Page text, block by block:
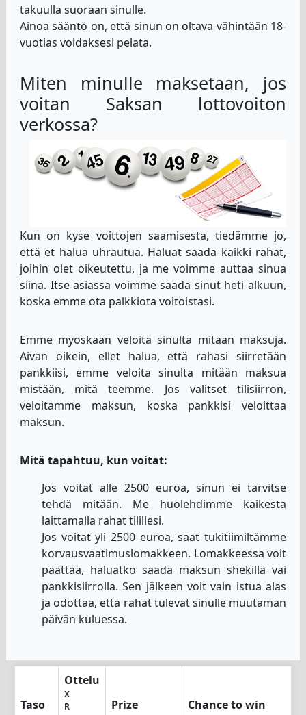
takuulla suoraan sinulle.
Ainoa sääntö on, että sinun on oltava vähintään 18-
vuotias voidaksesi pelata.
Miten minulle maksetaan, jos
voitan Saksan lottovoiton
verkossa?
Kun on kyse voittojen saamisesta, tiedämme jo,
että et halua uhrautua. Haluat saada kaikki rahat,
joihin olet oikeutettu, ja me voimme auttaa sinua
siinä. Itse asiassa voimme saada sinut heti alkuun,
koska emme ota palkkiota voitoistasi.
Emme myöskään veloita sinulta mitään maksuja.
Aivan oikein, ellet halua, että rahasi siirretään
pankkiisi, emme veloita sinulta mitään maksua
mistään, mitä teemme. Jos valitset tilisiirron,
veloitamme maksun, koska pankkisi veloittaa
maksun.
Mitä tapahtuu, kun voitat:
Jos voitat alle 2500 euroa, sinun ei tarvitse
tehdä mitään. Me huolehdimme kaikesta
laittamalla rahat tilillesi.
Jos voitat yli 2500 euroa, saat tukitiimiltämme
korvausvaatimuslomakkeen. Lomakkeessa voit
päättää, haluatko saada maksun shekillä vai
pankkisiirrolla. Sen jälkeen voit vain istua alas
ja odottaa, että rahat tulevat sinulle muutaman
päivän kuluessa.
Taso
Ottelu
X
R
Prize
Chance to win